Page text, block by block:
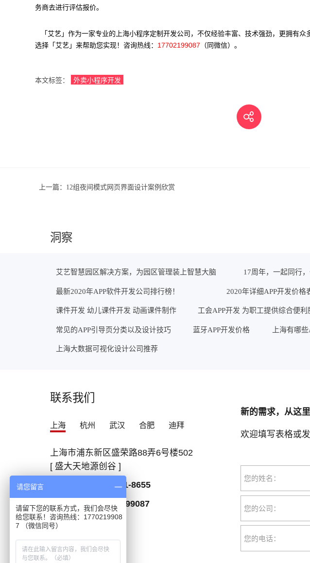
务商去进行评估报价。
「艾艺」作为一家专业的上海小程序定制开发公司，不仅经验丰富、技术强劲，更拥有众
选择「艾艺」来帮助您实现！咨询热线： 17702199087 （同微信）。
本文标签： 外卖小程序开发
上一篇： 12组夜间模式网页界面设计案例欣赏
洞察
艾艺智慧园区解决方案，为园区管理装上智慧大脑 17周年，一起同行
最新2020年APP软件开发公司排行榜！ 2020年详细APP开发价格
课件开发 幼儿课件开发 动画课件制作 工会APP开发 为职工提供综合便利
常见的APP引导页分类以及设计技巧 蓝牙APP开发价格 上海有哪
上海大数据可视化设计公司推荐
联系我们
上海 杭州 武汉 合肥 迪拜
上海市浦东新区盛荣路88弄6号楼502
[ 盛大天地源创谷 ]
400-021-8655
微信联系：17702199087
新的需求，从这里
欢迎填写表格或
您的姓名：
您的公司：
您的电话：
请您留言
请留下您的联系方式，我们会尽快
给您联系！咨询热线：1770219908
7 （微信同号）